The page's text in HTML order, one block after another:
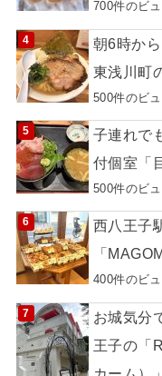
700件のビ
朝6時か
東浅川町
500件のビ
子連れで
付個室「
500件のビ
西八王子
「
400件のビ
お城気分
王子の「